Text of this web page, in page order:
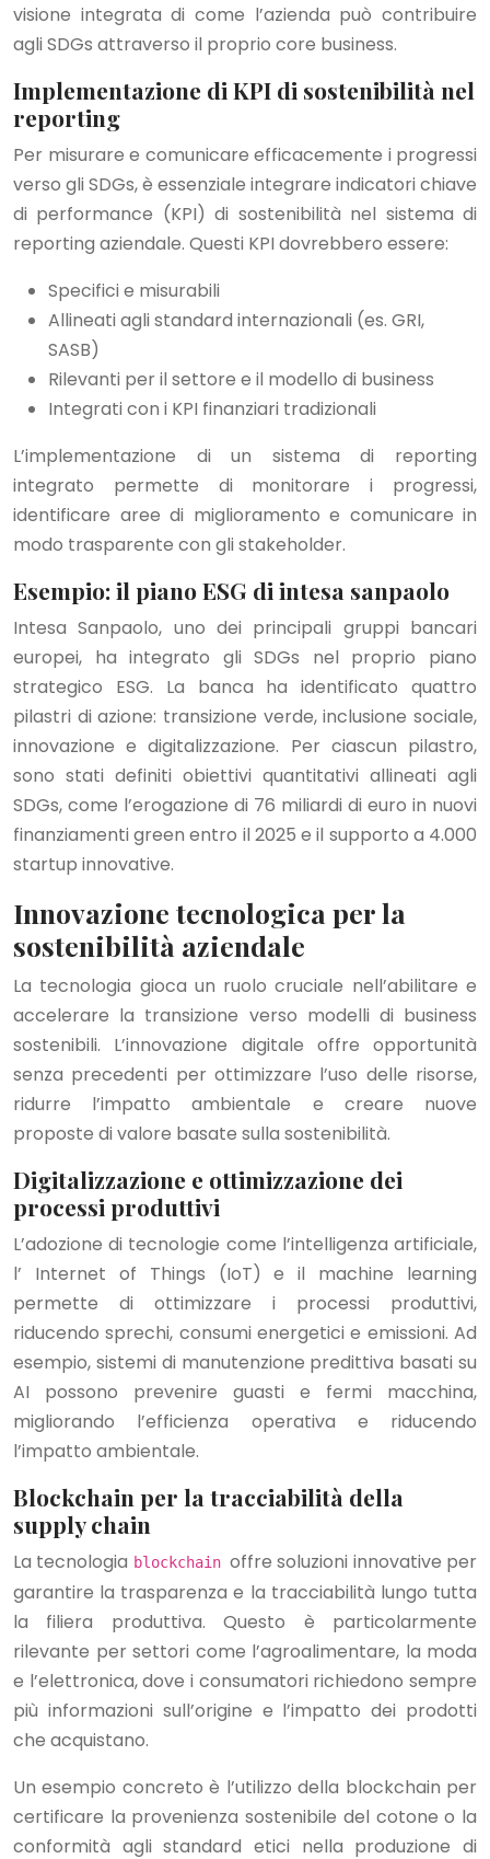
visione integrata di come l’azienda può contribuire
agli SDGs attraverso il proprio core business.
Implementazione di KPI di sostenibilità nel
reporting
Per misurare e comunicare efficacemente i progressi
verso gli SDGs, è essenziale integrare indicatori chiave
di performance (KPI) di sostenibilità nel sistema di
reporting aziendale. Questi KPI dovrebbero essere:
Specifici e misurabili
Allineati agli standard internazionali (es. GRI,
SASB)
Rilevanti per il settore e il modello di business
Integrati con i KPI finanziari tradizionali
L’implementazione di un sistema di reporting
integrato permette di monitorare i progressi,
identificare aree di miglioramento e comunicare in
modo trasparente con gli stakeholder.
Esempio: il piano ESG di intesa sanpaolo
Intesa Sanpaolo, uno dei principali gruppi bancari
europei, ha integrato gli SDGs nel proprio piano
strategico ESG. La banca ha identificato quattro
pilastri di azione: transizione verde, inclusione sociale,
innovazione e digitalizzazione. Per ciascun pilastro,
sono stati definiti obiettivi quantitativi allineati agli
SDGs, come l’erogazione di 76 miliardi di euro in nuovi
finanziamenti green entro il 2025 e il supporto a 4.000
startup innovative.
Innovazione tecnologica per la
sostenibilità aziendale
La tecnologia gioca un ruolo cruciale nell’abilitare e
accelerare la transizione verso modelli di business
sostenibili. L’innovazione digitale offre opportunità
senza precedenti per ottimizzare l’uso delle risorse,
ridurre l’impatto ambientale e creare nuove
proposte di valore basate sulla sostenibilità.
Digitalizzazione e ottimizzazione dei
processi produttivi
L’adozione di tecnologie come l’intelligenza artificiale,
l’ Internet of Things (IoT) e il machine learning
permette di ottimizzare i processi produttivi,
riducendo sprechi, consumi energetici e emissioni. Ad
esempio, sistemi di manutenzione predittiva basati su
AI possono prevenire guasti e fermi macchina,
migliorando l’efficienza operativa e riducendo
l’impatto ambientale.
Blockchain per la tracciabilità della
supply chain
La tecnologia blockchainoffre soluzioni innovative per
garantire la trasparenza e la tracciabilità lungo tutta
la filiera produttiva. Questo è particolarmente
rilevante per settori come l’agroalimentare, la moda
e l’elettronica, dove i consumatori richiedono sempre
più informazioni sull’origine e l’impatto dei prodotti
che acquistano.
Un esempio concreto è l’utilizzo della blockchain per
certificare la provenienza sostenibile del cotone o la
conformità agli standard etici nella produzione di